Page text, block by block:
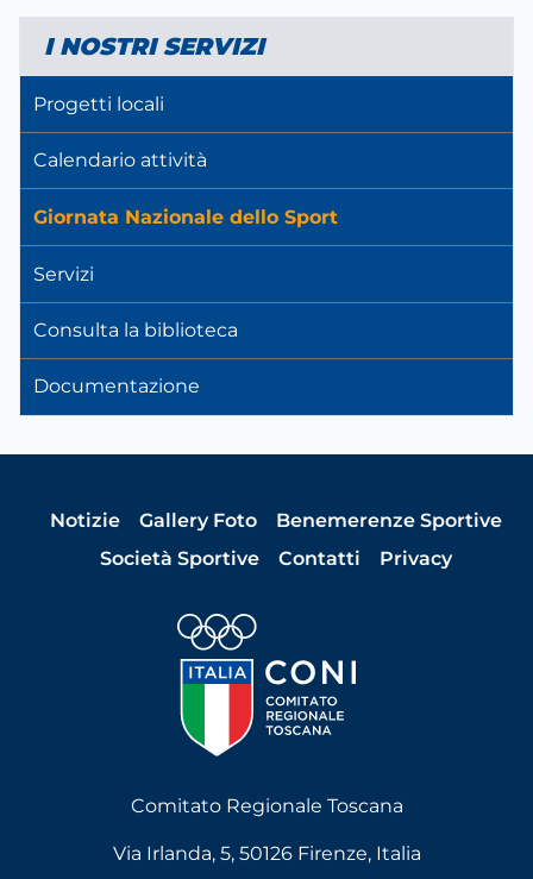
I NOSTRI SERVIZI
Progetti locali
Calendario attività
Giornata Nazionale dello Sport
Servizi
Consulta la biblioteca
Documentazione
Notizie Gallery Foto
Benemerenze Sportive
Società Sportive
Contatti Privacy
Comitato Regionale Toscana
Via Irlanda, 5, 50126 Firenze, Italia